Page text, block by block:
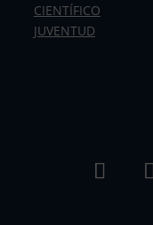
CIENTÍFICO
JUVENTUD